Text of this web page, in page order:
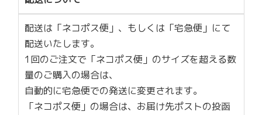
配送は「ネコポス便」、もしくは「宅急便」にて
配送いたします。
1回のご注文で「ネコポス便」のサイズを超える数
量のご購入の場合は、
自動的に宅急便での発送に変更されます。
「ネコポス便」の場合は、お届け先ポストの投函